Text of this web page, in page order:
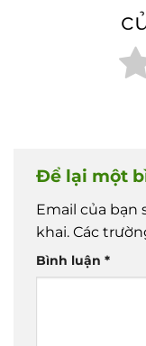
Để lại một
Email của bạn
khai. Các
Bình luận *